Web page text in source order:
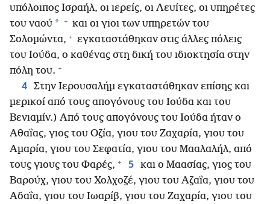
υπόλοιπος Ισραήλ, οι ιερείς, οι Λευίτες, οι υπηρέτες
του ναού * + και οι γιοι των υπηρετών του
Σολομώντα, + εγκαταστάθηκαν στις άλλες πόλεις
του Ιούδα, ο καθένας στη δική του ιδιοκτησία στην
πόλη του. +
4 Στην Ιερουσαλήμ εγκαταστάθηκαν επίσης και
μερικοί από τους απογόνους του Ιούδα και του
Βενιαμίν.) Από τους απογόνους του Ιούδα ήταν ο
Αθαΐας, γιος του Οζία, γιου του Ζαχαρία, γιου του
Αμαρία, γιου του Σεφατία, γιου του Μααλαλήλ, από
τους γιους του Φαρές, + 5 και ο Μαασίας, γιος του
Βαρούχ, γιου του Χολχοζέ, γιου του Αζαΐα, γιου του
Αδαΐα, γιου του Ιωαρίβ, γιου του Ζαχαρία, γιου του